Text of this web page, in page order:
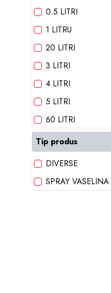
OIL AUTO MAXX
OLIPES
QUICK BRAKE
RECORD UNGARIA
REPSOL
TOTAL QUARTZ
TRW
XERAMIC
75W90
80W
80W90
0.5 LITRI
1 LITRU
20 LITRI
3 LITRI
4 LITRI
5 LITRI
60 LITRI
Tip produs
DIVERSE
SPRAY VASELINA